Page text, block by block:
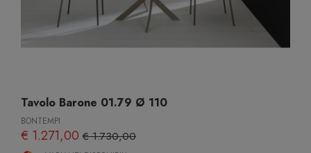
Tavolo Barone 01.79 Ø 110
BONTEMPI
€ 1.271,00 € 1.730,00